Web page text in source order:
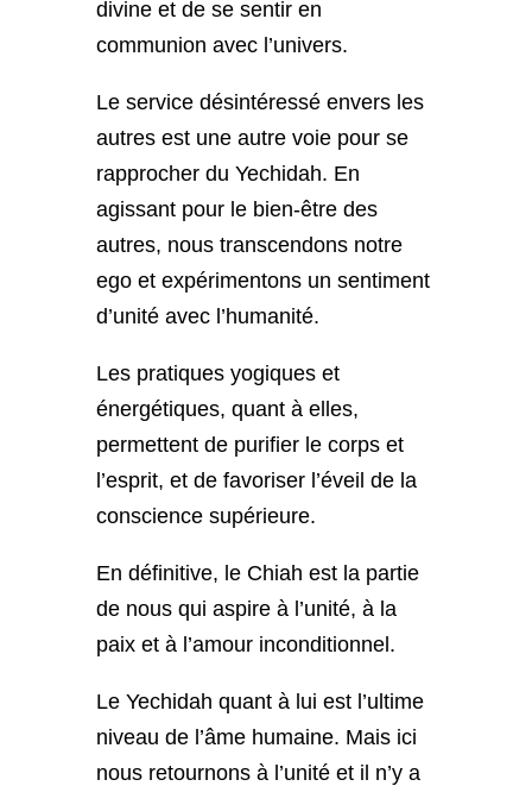
divine et de se sentir en
communion avec l’univers.
Le service désintéressé envers les
autres est une autre voie pour se
rapprocher du Yechidah. En
agissant pour le bien-être des
autres, nous transcendons notre
ego et expérimentons un sentiment
d’unité avec l’humanité.
Les pratiques yogiques et
énergétiques, quant à elles,
permettent de purifier le corps et
l’esprit, et de favoriser l’éveil de la
conscience supérieure.
En définitive, le Chiah est la partie
de nous qui aspire à l’unité, à la
paix et à l’amour inconditionnel.
Le Yechidah quant à lui est l’ultime
niveau de l’âme humaine. Mais ici
nous retournons à l’unité et il n’y a